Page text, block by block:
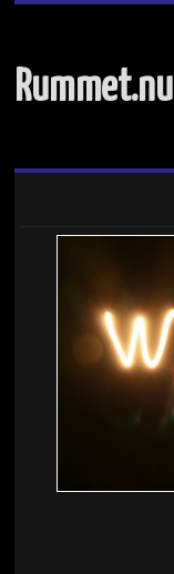
Rummet.nu